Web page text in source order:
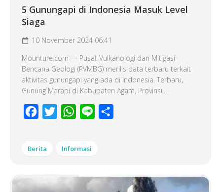
5 Gunungapi di Indonesia Masuk Level
Siaga
10 November 2024 06:41
Mounture.com — Pusat Vulkanologi dan Mitigasi
Bencana Geologi (PVMBG) merilis data terbaru terkait
aktivitas gunungapi yang ada di Indonesia. Terbaru,
Gunung Marapi di Kabupaten Agam, Provinsi...
Facebook
Twitter WhatsApp
Line
Berita Informasi